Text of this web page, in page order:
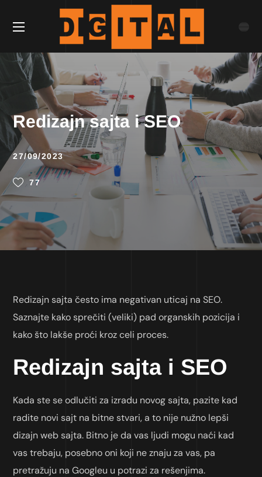
Redizajn sajta i SEO
27/09/2023
77
Redizajn sajta često ima negativan uticaj na SEO.
Saznajte kako sprečiti (veliki) pad organskih pozicija i
kako što lakše proći kroz celi proces.
Redizajn sajta i SEO
Kada ste se odlučiti za izradu novog sajta, pazite kad
radite novi sajt na bitne stvari, a to nije nužno lepši
dizajn web sajta. Bitno je da vas ljudi mogu naći kad
vas trebaju, posebno oni koji ne znaju za vas, pa
pretražuju na Googleu u potrazi za rešenjima.